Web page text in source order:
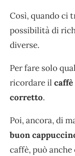
Così, quando ci
possibilità di
diverse.
Per fare solo
ricordare il
corretto.
Poi, ancora, di
buon
caffè, può